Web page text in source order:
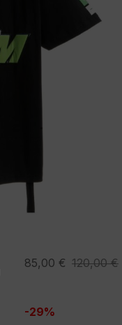
120,00€
El
era:
85,00 €
El
es:
-29%